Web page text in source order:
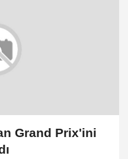
Grand Prix'ini